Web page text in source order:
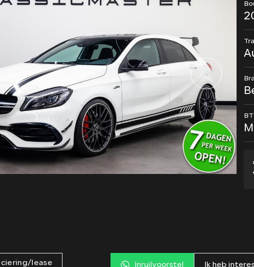
Inruilvoorstel Ik heb
lease